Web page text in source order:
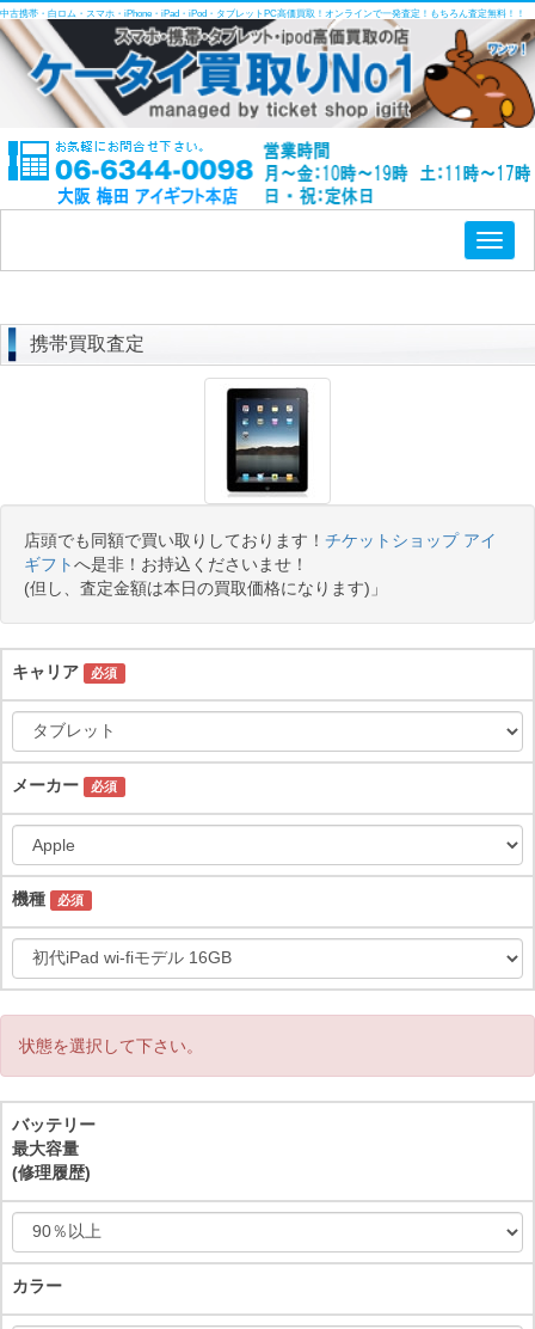
中古携帯・白ロム・スマホ・iPhone・iPad・iPod・タブレットPC高価買取！オンラインで一発査定！もちろん査定無料！！
携帯買取査定
店頭でも同額で買い取りしております！ チケットショップ アイ
ギフトへ是非！お持込くださいませ！
(但し、査定金額は本日の買取価格になります)」
キャリア 必須
メーカー 必須
機種 必須
状態を選択して下さい。
バッテリー
最大容量
(修理履歴)
カラー